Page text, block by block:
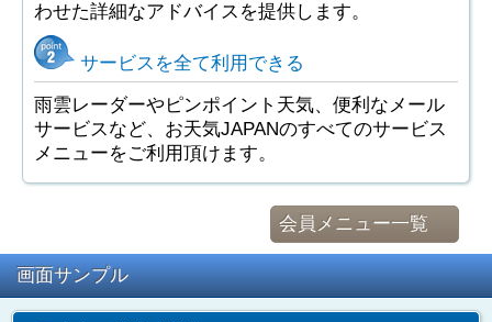
わせた詳細なアドバイスを提供します。
サービスを全て利用できる
雨雲レーダーやピンポイント天気、便利なメール
サービスなど、お天気JAPANのすべてのサービス
メニューをご利用頂けます。
会員メニュー一覧
画面サンプル